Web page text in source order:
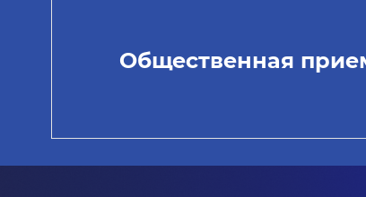
Общественная